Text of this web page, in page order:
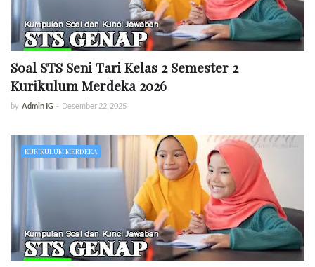
Soal STS Seni Tari Kelas 2 Semester 2
Kurikulum Merdeka 2026
by Admin IG - Desember 22, 2025
KURIKULUM MERDEKA